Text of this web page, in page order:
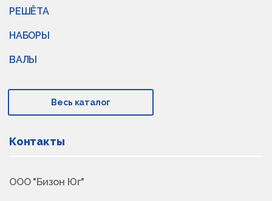
РЕШЁТА
НАБОРЫ
ВАЛЫ
Весь каталог
Контакты
ООО "Бизон Юг"